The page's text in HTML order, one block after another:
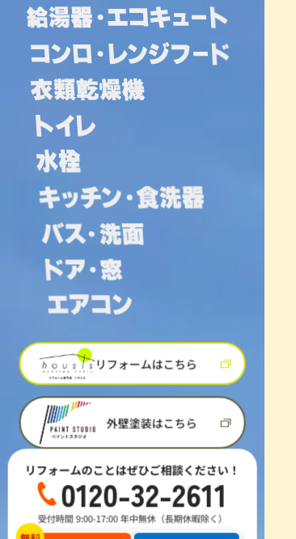
リフォームはこちら
外壁塗装はこちら
リフォームのことはぜひご相談ください！
0120-32-2611
受付時間 9:00-17:00 年中無休（長期休暇除く）